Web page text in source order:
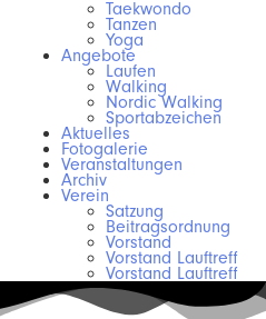
Taekwondo
Tanzen
Yoga
Angebote
Laufen
Walking
Nordic Walking
Sportabzeichen
Aktuelles
Fotogalerie
Veranstaltungen
Archiv
Verein
Satzung
Beitragsordnung
Vorstand
Vorstand Lauftreff
Vorstand Lauftreff